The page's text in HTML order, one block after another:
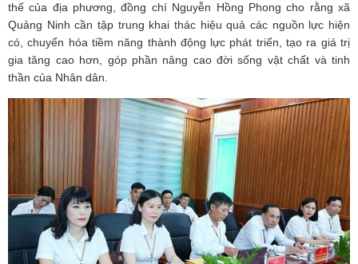
thế của địa phương, đồng chí Nguyễn Hồng Phong cho rằng xã
Quảng Ninh cần tập trung khai thác hiệu quả các nguồn lực hiện
có, chuyển hóa tiềm năng thành động lực phát triển, tạo ra giá trị
gia tăng cao hơn, góp phần nâng cao đời sống vật chất và tinh
thần của Nhân dân.